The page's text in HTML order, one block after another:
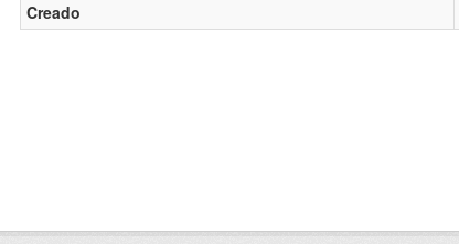
Creado